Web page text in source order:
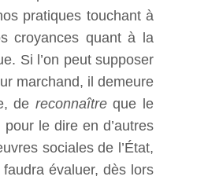
pratiques touchant à
croyances quant à la
Si l’on peut supposer
marchand, il demeure
de reconnaîtreque le
le dire en d’autres
sociales de l’État,
évaluer, dès lors